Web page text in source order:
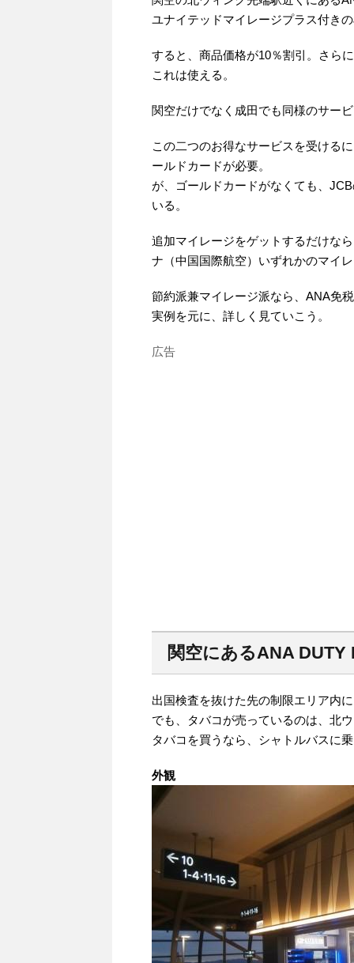
ユナイテッドマイレージプラス付き
すると、商品価格が10％割引。さら
これは使える。
関空だけでなく成田でも同様のサー
この二つのお得なサービスを受ける
ールドカードが必要。
が、ゴールドカードがなくても、
いる。
追加マイレージをゲットするだけな
ナ（中国国際航空）いずれかのマイ
節約派兼マイレージ派なら、ANA免
実例を元に、詳しく見ていこう。
広告
関空にあるANA DUTY
出国検査を抜けた先の制限エリア内
でも、タバコが売っているのは、北
タバコを買うなら、シャトルバスに
外観